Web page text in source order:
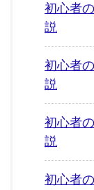
初心者
説
初心者
説
初心者
説
初心者